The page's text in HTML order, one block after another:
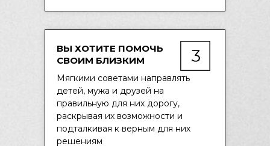
ВЫ ХОТИТЕ ПОМОЧЬ
СВОИМ БЛИЗКИМ
Мягкими советами направлять
детей, мужа и друзей на
правильную для них дорогу,
раскрывая их возможности и
подталкивая к верным для них
решениям